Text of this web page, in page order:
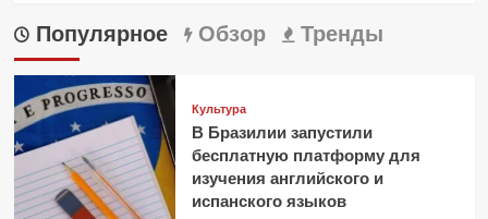
Популярное Обзор Тренды
Культура
В Бразилии запустили
бесплатную платформу для
изучения английского и
испанского языков